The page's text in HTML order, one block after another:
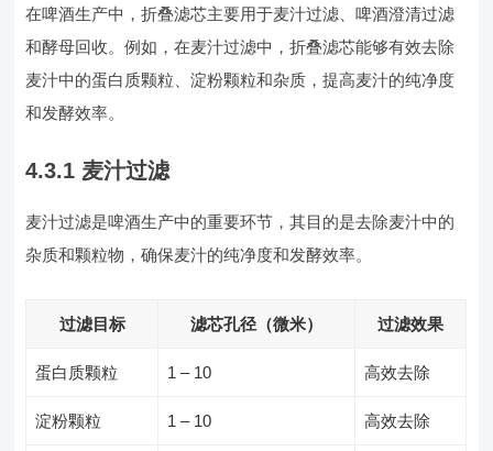
在啤酒生产中，折叠滤芯主要用于麦汁过滤、啤酒澄清过滤
和酵母回收。例如，在麦汁过滤中，折叠滤芯能够有效去除
麦汁中的蛋白质颗粒、淀粉颗粒和杂质，提高麦汁的纯净度
和发酵效率。
4.3.1 麦汁过滤
麦汁过滤是啤酒生产中的重要环节，其目的是去除麦汁中的
杂质和颗粒物，确保麦汁的纯净度和发酵效率。
过滤目标 滤芯孔径（微米） 过滤效果
蛋白质颗粒 1 – 10 高效去除
淀粉颗粒 1 – 10 高效去除